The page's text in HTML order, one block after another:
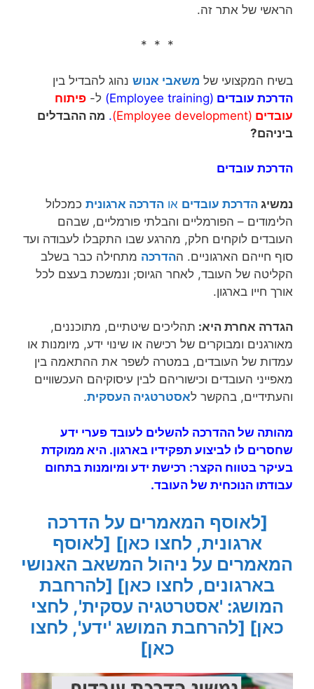
הראשי של אתר זה.
* * *
בשיח המקצועי של משאבי אנוש נהוג להבדיל בין
הדרכת עובדים (Employee training) ל- פיתוח
עובדים (Employee development)
. מה ההבדלים
ביניהם?
הדרכת עובדים
נמשיג הדרכת עובדים או הדרכה ארגונית כמכלול
הלימודים – הפורמליים והבלתי פורמליים, שבהם
העובדים לוקחים חלק, מהרגע שבו התקבלו לעבודה ועד
סוף חייהם הארגוניים. ההדרכה מתחילה כבר בשלב
הקליטה של העובד, לאחר הגיוס; ונמשכת בעצם לכל
אורך חייו בארגון.
הגדרה אחרת היא: תהליכים שיטתיים, מתוכננים,
מאורגנים ומבוקרים של רכישה או שינוי ידע, מיומנות או
עמדות של העובדים, במטרה לשפר את ההתאמה בין
מאפייני העובדים וכישוריהם לבין עיסוקיהם העכשוויים
והעתידיים, בהקשר לאסטרטגיה העסקית.
מהותה של ההדרכה להשלים לעובד פערי ידע
שחסרים לו לביצוע תפקידיו בארגון. היא ממוקדת
בעיקר בטווח הקצר: רכישת ידע ומיומנות בתחום
עבודתו הנוכחית של העובד.
[לאוסף המאמרים על הדרכה
ארגונית, לחצו כאן] [לאוסף
המאמרים על ניהול המשאב האנושי
בארגונים, לחצו כאן] [להרחבת
המושג: 'אסטרטגיה עסקית', לחצי
כאן] [להרחבת המושג 'ידע', לחצו
כאן]